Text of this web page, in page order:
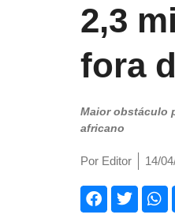
2,3
fora
Maior obstáculo
africano
Por Editor 14/